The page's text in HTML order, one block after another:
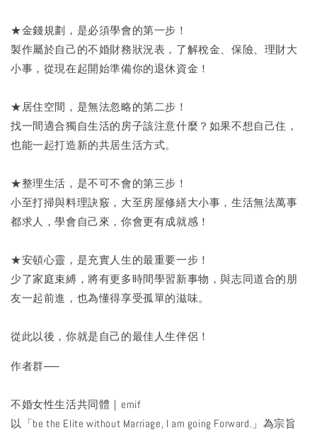
★金錢規劃，是必須學會的第一步！
製作屬於自己的不婚財務狀況表，了解稅金、保險、理財大
小事，從現在起開始準備你的退休資金！
★居住空間，是無法忽略的第二步！
找一間適合獨自生活的房子該注意什麼？如果不想自己住，
也能一起打造新的共居生活方式。
★整理生活，是不可不會的第三步！
小至打掃與料理訣竅，大至房屋修繕大小事，生活無法萬事
都求人，學會自己來，你會更有成就感！
★安頓心靈，是充實人生的最重要一步！
少了家庭束縛，將有更多時間學習新事物，與志同道合的朋
友一起前進，也為懂得享受孤單的滋味。
從此以後，你就是自己的最佳人生伴侶！
作者群──
不婚女性生活共同體｜emif
以「be the Elite without Marriage, I am going Forward.」為宗旨